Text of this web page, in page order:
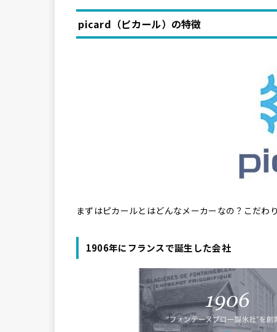
picard（ピカール）の特徴
まずはピカールとはどんなメーカーなの？こだわ
1906年にフランスで誕生した会社